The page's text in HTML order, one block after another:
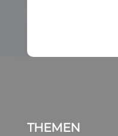
THEMEN